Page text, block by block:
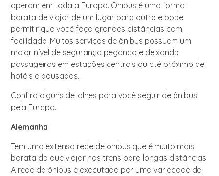
operam em toda a Europa. Ônibus é uma forma
barata de viajar de um lugar para outro e pode
permitir que você faça grandes distâncias com
facilidade. Muitos serviços de ônibus possuem um
maior nível de segurança pegando e deixando
passageiros em estações centrais ou até próximo de
hotéis e pousadas.
Confira alguns detalhes para você seguir de ônibus
pela Europa.
Alemanha
Tem uma extensa rede de ônibus que é muito mais
barata do que viajar nos trens para longas distâncias.
A rede de ônibus é executada por uma variedade de